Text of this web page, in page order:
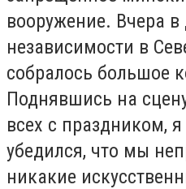
вооружение. Вчера
независимости в
собралось большое
Поднявшись на
всех с праздником,
убедился, что мы
никакие